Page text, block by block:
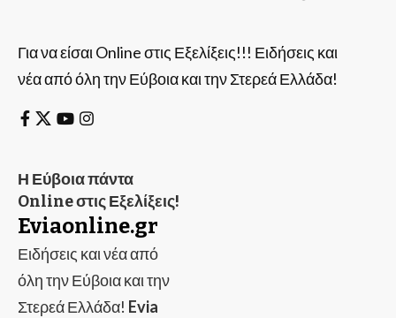
Για να είσαι Online στις Εξελίξεις!!! Ειδήσεις και
νέα από όλη την Εύβοια και την Στερεά Ελλάδα!
Η Εύβοια πάντα
Online στις Εξελίξεις!
Eviaonline.gr
Ειδήσεις και νέα από
όλη την Εύβοια και την
Στερεά Ελλάδα! Evia